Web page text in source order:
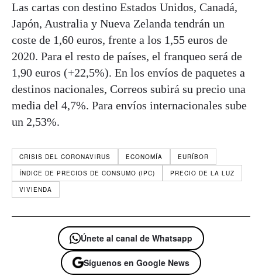
Las cartas con destino Estados Unidos, Canadá,
Japón, Australia y Nueva Zelanda tendrán un
coste de 1,60 euros, frente a los 1,55 euros de
2020. Para el resto de países, el franqueo será de
1,90 euros (+22,5%). En los envíos de paquetes a
destinos nacionales, Correos subirá su precio una
media del 4,7%. Para envíos internacionales sube
un 2,53%.
CRISIS DEL CORONAVIRUS ECONOMÍA
EURÍBOR
ÍNDICE DE PRECIOS DE CONSUMO (IPC)
PRECIO DE LA LUZ
VIVIENDA
Únete al canal de Whatsapp
Síguenos en Google News